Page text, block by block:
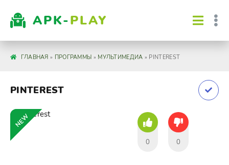
APK-PLAY
ГЛАВНАЯ » ПРОГРАММЫ » МУЛЬТИМЕДИА » PINTEREST
PINTEREST
NEW
0 0